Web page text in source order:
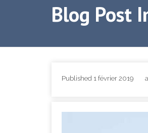
Blog Post
Published 1 février 2019